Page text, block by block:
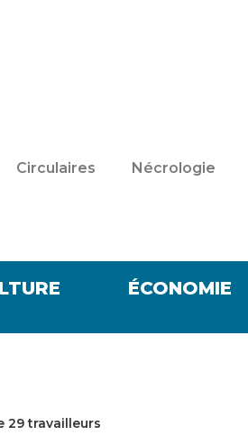
Circulaires Nécrologie
ÉCONOMIE
29 travailleurs